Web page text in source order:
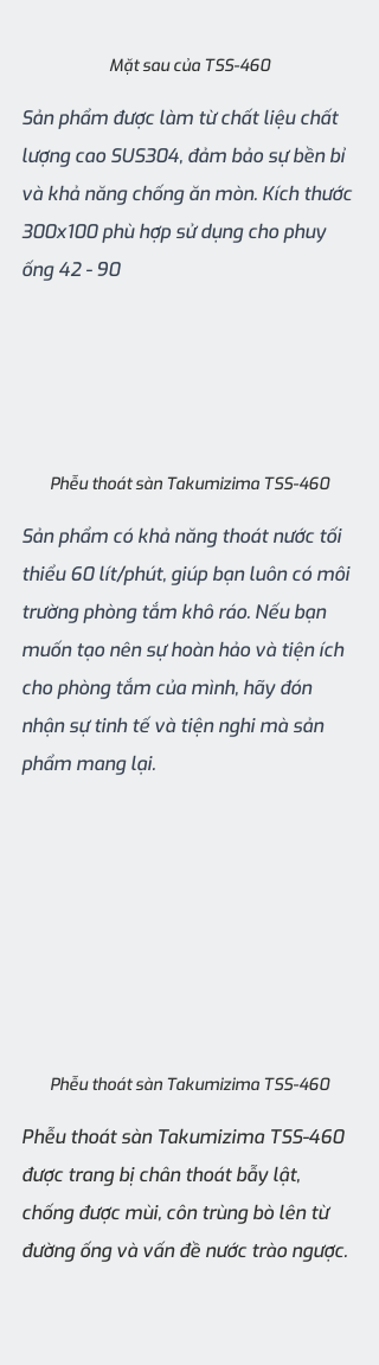
Mặt sau của TSS-460
Sản phẩm được làm từ chất liệu chất
lượng cao SUS304, đảm bảo sự bền bỉ
và khả năng chống ăn mòn. Kích thước
300x100 phù hợp sử dụng cho phuy
ống 42 - 90
Phễu thoát sàn Takumizima TSS-460
Sản phẩm có khả năng thoát nước tối
thiểu 60 lít/phút, giúp bạn luôn có môi
trường phòng tắm khô ráo. Nếu bạn
muốn tạo nên sự hoàn hảo và tiện ích
cho phòng tắm của mình, hãy đón
nhận sự tinh tế và tiện nghi mà sản
phẩm mang lại.
Phễu thoát sàn Takumizima TSS-460
Phễu thoát sàn Takumizima TSS-460
được trang bị chân thoát bẫy lật,
chống được mùi, côn trùng bò lên từ
đường ống và vấn đề nước trào ngược.